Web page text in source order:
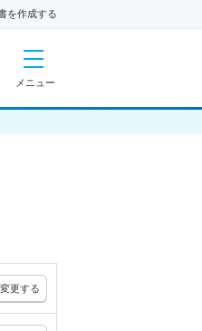
を作成する
メニュー
変更する